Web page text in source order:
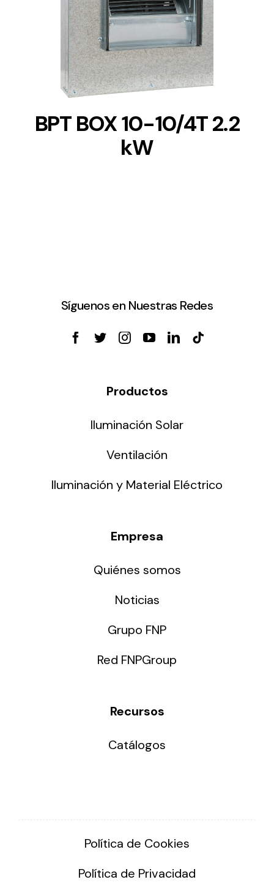
DETAILS
BPT BOX 10-10/4T 2.2
kW
Síguenos en Nuestras Redes
Productos
Iluminación Solar
Ventilación
Iluminación y Material Eléctrico
Empresa
Quiénes somos
Noticias
Grupo FNP
Red FNPGroup
Recursos
Catálogos
Política de Cookies
Política de Privacidad